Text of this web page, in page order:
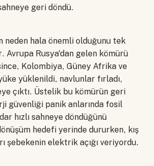
geri döndü.
neden hala önemli olduğunu tek
Avrupa Rusya'dan gelen kömürü
Kolombiya, Güney Afrika ve
yüklenildi, navlunlar fırladı,
çıktı. Üstelik bu kömürün geri
güvenliği panik anlarında fosil
hızlı sahneye döndüğünü
hedefi yerinde dururken, kış
şebekenin elektrik açığı veriyordu.